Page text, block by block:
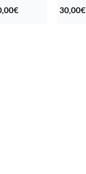
€Hintaluokka:30,00€